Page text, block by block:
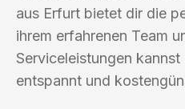
aus Erfurt bietet dir die
ihrem erfahrenen Team
Serviceleistungen
entspannt und